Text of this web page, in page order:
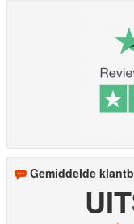
Gemiddelde